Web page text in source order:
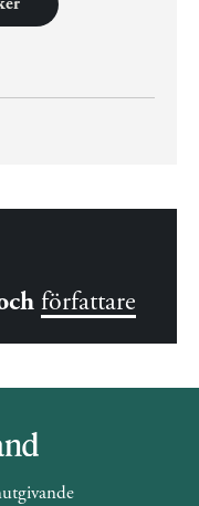
författare